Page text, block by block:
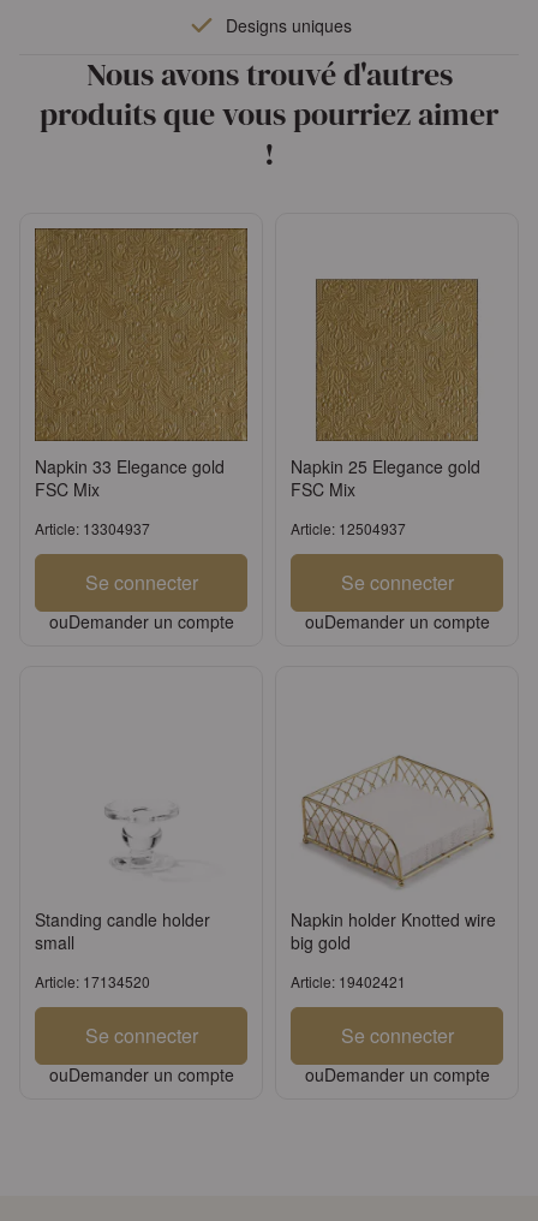
Designs uniques
Nous avons trouvé d'autres
produits que vous pourriez aimer
!
Napkin 33 Elegance gold
FSC Mix
Article: 13304937
Se connecter
ouDemander un compte
Napkin 25 Elegance gold
FSC Mix
Article: 12504937
Se connecter
ouDemander un compte
Standing candle holder
small
Article: 17134520
Se connecter
ouDemander un compte
Napkin holder Knotted wire
big gold
Article: 19402421
Se connecter
ouDemander un compte